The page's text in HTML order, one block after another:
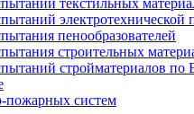
электротехнической
пенообразователей
строительных
стройматериалов по
пожарных систем